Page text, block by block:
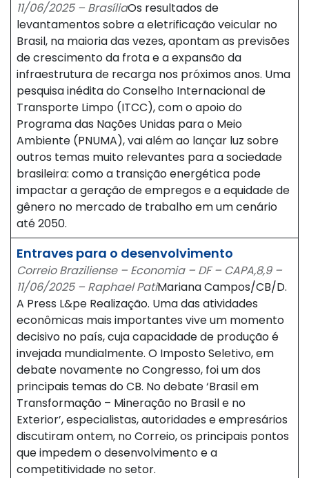
11/06/2025 – BrasíliaOs resultados de
levantamentos sobre a eletrificação veicular no
Brasil, na maioria das vezes, apontam as previsões
de crescimento da frota e a expansão da
infraestrutura de recarga nos próximos anos. Uma
pesquisa inédita do Conselho Internacional de
Transporte Limpo (ITCC), com o apoio do
Programa das Nações Unidas para o Meio
Ambiente (PNUMA), vai além ao lançar luz sobre
outros temas muito relevantes para a sociedade
brasileira: como a transição energética pode
impactar a geração de empregos e a equidade de
gênero no mercado de trabalho em um cenário
até 2050.
Entraves para o desenvolvimento
Correio Braziliense – Economia – DF – CAPA,8,9 –
11/06/2025 – Raphael PatiMariana Campos/CB/D.
A Press L&pe Realização. Uma das atividades
econômicas mais importantes vive um momento
decisivo no país, cuja capacidade de produção é
invejada mundialmente. O Imposto Seletivo, em
debate novamente no Congresso, foi um dos
principais temas do CB. No debate ‘Brasil em
Transformação – Mineração no Brasil e no
Exterior’, especialistas, autoridades e empresários
discutiram ontem, no Correio, os principais pontos
que impedem o desenvolvimento e a
competitividade no setor.